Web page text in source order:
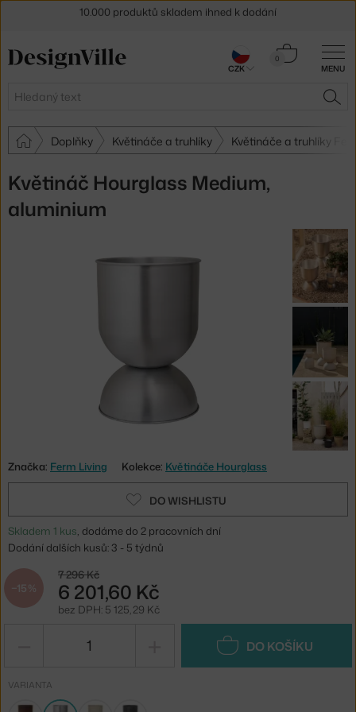
MENU
Hledat
0
Košík
Doplňky Květináče a truhlíky Květináče a truhlíky
Květináč Hourglass Medium,
aluminium
Značka: Ferm Living Kolekce: Květináče Hourglass
DO WISHLISTU
Skladem 1 kus, dodáme do 2 pracovních dní
Dodání dalších kusů: 3 - 5 týdnů
−15 %
7 296 Kč
6 201,60 Kč
bez DPH: 5 125,29 Kč
DO KOŠÍKU
VARIANTA
30 dní na vrácení zboží
CZK